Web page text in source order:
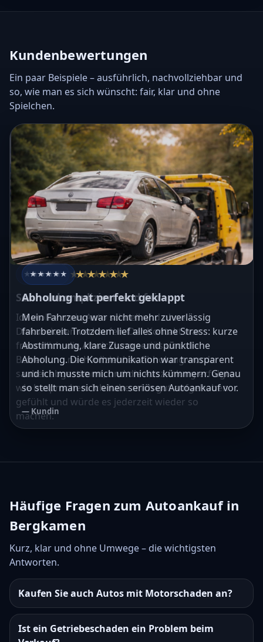
Kundenbewertungen
Ein paar Beispiele – ausführlich, nachvollziehbar und
so, wie man es sich wünscht: fair, klar und ohne
Spielchen.
★★★★★ ★★★★★
Sehr unkompliziert und fair
Ich wollte mein Auto schnell und ohne
Diskussionen verkaufen. Der Kontakt war
freundlich, die Abwicklung seriös und die
Bewertung nachvollziehbar. Abholung wurde
sauber abgestimmt, und die Auszahlung erfolgte
wie besprochen. Ich habe mich gut aufgehoben
gefühlt und würde es jederzeit wieder so
machen.
★★★★★ ★★★★★
Abholung hat perfekt geklappt
Mein Fahrzeug war nicht mehr zuverlässig
fahrbereit. Trotzdem lief alles ohne Stress: kurze
Abstimmung, klare Zusage und pünktliche
Abholung. Die Kommunikation war transparent
und ich musste mich um nichts kümmern. Genau
so stellt man sich einen seriösen Autoankauf vor.
— Kundin
★★★★★ ★★★★★
★★★★★ ★★★★★
★★★★★ ★★★★★
Häufige Fragen zum Autoankauf in
Bergkamen
Kurz, klar und ohne Umwege – die wichtigsten
Antworten.
Kaufen Sie auch Autos mit Motorschaden an?
Ist ein Getriebeschaden ein Problem beim